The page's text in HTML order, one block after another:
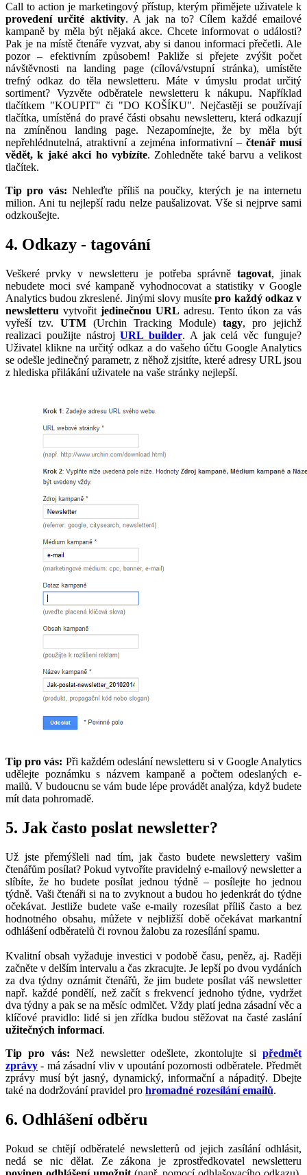
Call to action je marketingový přístup, kterým přimějete uživatele k
provedení určité aktivity. A jak na to? Cílem každé emailové
kampaně by měla být nějaká akce. Chcete informovat o události?
Pak je na místě čtenáře vyzvat, aby si danou informaci přečetli. Ale
pozor – efektivním způsobem! Pakliže si přejete zvýšit počet
návštěvnosti na landing page (cílová/vstupní stránka), umístěte
trefný odkaz do těla newsletteru. Máte v úmyslu prodat určitý
sortiment? Vyzvěte odběratele newsletteru k nákupu. Například
tlačítkem "KOUPIT" či "DO KOŠÍKU". Nejčastěji se používají
tlačítka, umístěná do pravé části obsahu newsletteru, která odkazují
na zmíněnou landing page. Nezapomínejte, že by měla být
nepřehlédnutelná, atraktivní a zejména informativní – čtenář musí
vědět, k jaké akci ho vybízíte. Zohledněte také barvu a velikost
tlačítek.
Tip pro vás:Nehleďte příliš na poučky, kterých je na internetu
milion. Ani tu nejlepší radu nelze paušalizovat. Vše si nejprve sami
odzkoušejte.
4. Odkazy - tagování
Veškeré prvky v newsletteru je potřeba správně tagovat, jinak
nebudete moci své kampaně vyhodnocovat a statistiky v Google
Analytics budou zkreslené. Jinými slovy musítepro každý odkaz v
newsletteru vytvořit jedinečnou URL adresu. Tento úkon za vás
vyřeší tzv. UTM (Urchin Tracking Module) tagy, pro jejichž
realizaci použijte nástrojURL builder. A jak celá věc funguje?
Uživatel klikne na určitý odkaz a do vašeho účtu Google Analytics
se odešle jedinečný parametr, z něhož zjsitíte, které adresy URL jsou
z hlediska přilákání uživatele na vaše stránky nejlepší.
Tip pro vás: Při každém odeslání newsletteru si v Google Analytics
udělejte poznámku s názvem kampaně a počtem odeslaných e-
mailů. V budoucnu se vám bude lépe provádět analýza, když budete
mít data pohromadě.
5. Jak často poslat newsletter?
Už jste přemýšleli nad tím, jak často budete newslettery vašim
čtenářům posílat? Pokud vytvoříte pravidelný e-mailový newsletter a
slíbíte, že ho budete posílat jednou týdně – posílejte ho jednou
týdně. Vaši čtenáři si na to zvyknout a budou ho jedenkrát do týdne
očekávat. Jestliže budete vaše e-maily rozesílat příliš často a bez
hodnotného obsahu, můžete v nejbližší době očekávat markantní
odhlášení odběratelů či rovnou žalobu za rozesílání spamu.
Kvalitní obsah vyžaduje investici v podobě času, peněz, aj. Raději
začněte v delším intervalu a čas zkracujte. Je lepší po dvou vydáních
za dva týdny oznámit čtenářů, že jim budete posílat váš newsletter
např. každé pondělí, než začít s frekvencí jednoho týdne, vydržet
dva týdny a pak se na měsíc odmlčet. Vždy platí jedna zásadní věc a
klíčové pravidlo: lidé si jen zřídka budou stěžovat na časté zaslání
užitečných informací.
Tip pro vás:Než newsletter odešlete, zkontolujte si předmět
zprávy - má zásadní vliv v upoutání pozornosti odběratele. Předmět
zprávy musí být jasný, dynamický, informační a nápaditý. Dbejte
také na dodržování pravidel pro hromadné rozesílání emailů.
6. Odhlášení odběru
Pokud se chtějí odběratelé newsletterů od jejich zasílání odhlásit,
nedá se nic dělat. Ze zákona je zprostředkovatel newsletteru